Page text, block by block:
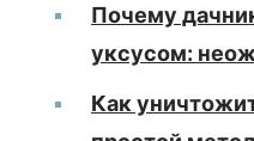
Почему
уксусом:
Как